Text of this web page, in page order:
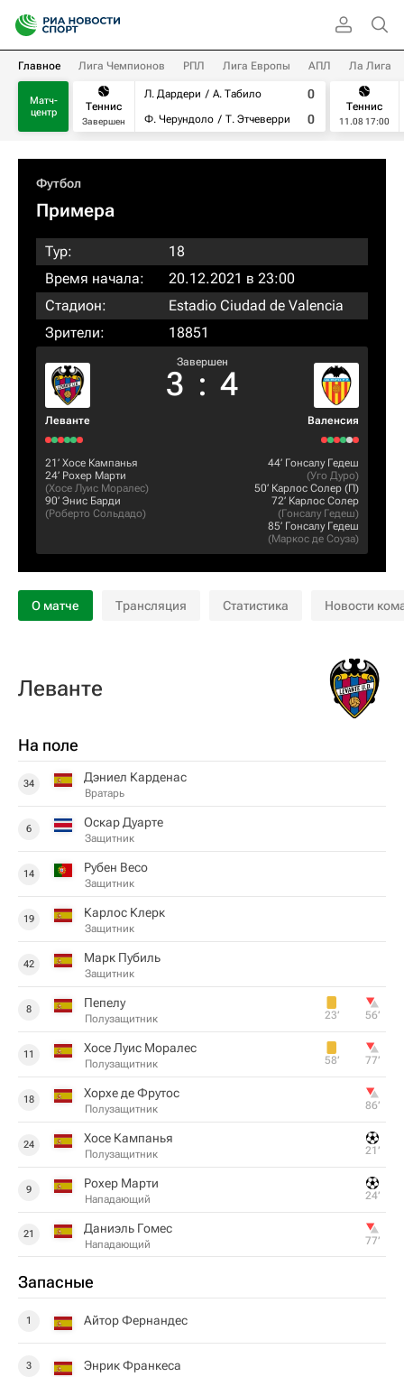
Главное Лига Чемпионов РПЛ Лига Европы АПЛ Ла Лига
Матч-
центр
Теннис
Завершен
Л. Дардери
А. Табило
Ф. Черундоло
Т. Этчеверри
0
0
Теннис
11.08 17:00
Футбол
Примера
Тур:
18
Время начала:
20.12.2021 в 23:00
Стадион:
Estadio Ciudad de Valencia
Зрители:
18851
Леванте
Завершен
3 : 4
Валенсия
21‎’‎ Хосе Кампанья
24‎’‎ Рохер Марти
(Хосе Луис Моралес)
90‎’‎ Энис Барди
(Роберто Сольдадо)
44‎’‎ Гонсалу Гедеш
(Уго Дуро)
50‎’‎ Карлос Солер (П)
72‎’‎ Карлос Солер
(Гонсалу Гедеш)
85‎’‎ Гонсалу Гедеш
(Маркос де Соуза)
О матче Трансляция Статистика Новости
Леванте
На поле
34 Дэниел Карденас
Вратарь
6 Оскар Дуарте
Защитник
14 Рубен Весо
Защитник
19 Карлос Клерк
Защитник
42 Марк Пубиль
Защитник
8 Пепелу
Полузащитник 23‎’‎ 56‎’‎
11 Хосе Луис Моралес
Полузащитник 58‎’‎ 77‎’‎
18 Хорхе де Фрутос
Полузащитник 86‎’‎
24 Хосе Кампанья
Полузащитник 21‎’‎
9 Рохер Марти
Нападающий 24‎’‎
21 Даниэль Гомес
Нападающий 77‎’‎
Запасные
1 Айтор Фернандес
3 Энрик Франкеса